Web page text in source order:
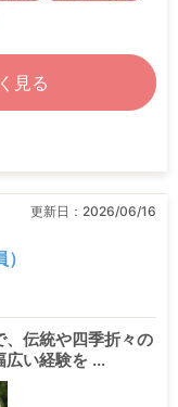
見る
更新日： 2026/06/16
伝統や四季折々の
広い経験を ...